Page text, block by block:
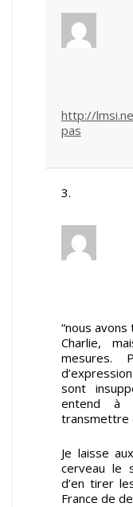
http://
pas
“nous
Charlie,
mesures.
sont
entend à
transmettre
Je laisse
cerveau le
d’en tirer
France de